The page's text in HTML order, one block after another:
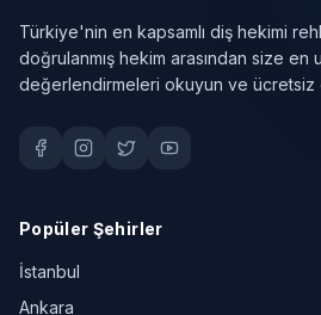
Türkiye'nin en kapsamlı diş hekimi
doğrulanmış hekim arasından size en
değerlendirmeleri okuyun ve ücretsiz
Popüler Şehirler
İstanbul
Ankara